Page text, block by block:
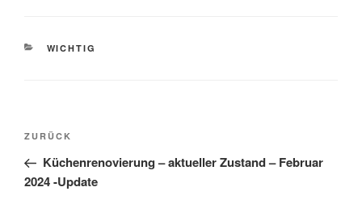
KATEGORIEN
WICHTIG
Beitragsnavigation
Vorheriger
Beitrag
ZURÜCK
Küchenrenovierung – aktueller Zustand – Februar
2024 -Update